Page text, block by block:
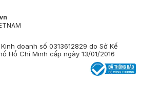
doanh số 0313612829 do Sở Kế
Hồ Chí Minh cấp ngày 13/01/2016